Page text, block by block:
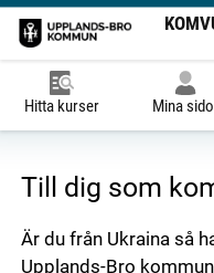
Hitta kurser Mina
Till dig som
Är du från Ukraina så
Upplands-Bro